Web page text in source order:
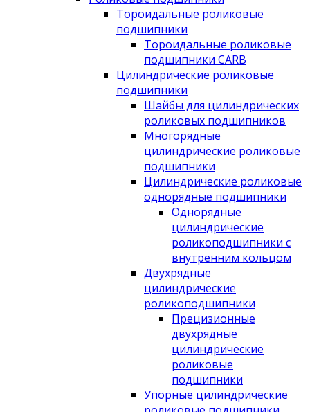
Тороидальные роликовые
подшипники
Тороидальные роликовые
подшипники CARB
Цилиндрические роликовые
подшипники
Шайбы для цилиндрических
роликовых подшипников
Многорядные
цилиндрические роликовые
подшипники
Цилиндрические роликовые
однорядные подшипники
Однорядные
цилиндрические
роликоподшипники с
внутренним кольцом
Двухрядные
цилиндрические
роликоподшипники
Прецизионные
двухрядные
цилиндрические
роликовые
подшипники
Упорные цилиндрические